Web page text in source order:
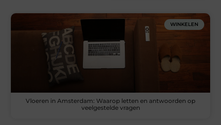
WINKELEN
Vloeren in Amsterdam: Waarop letten en antwoorden op
veelgestelde vragen